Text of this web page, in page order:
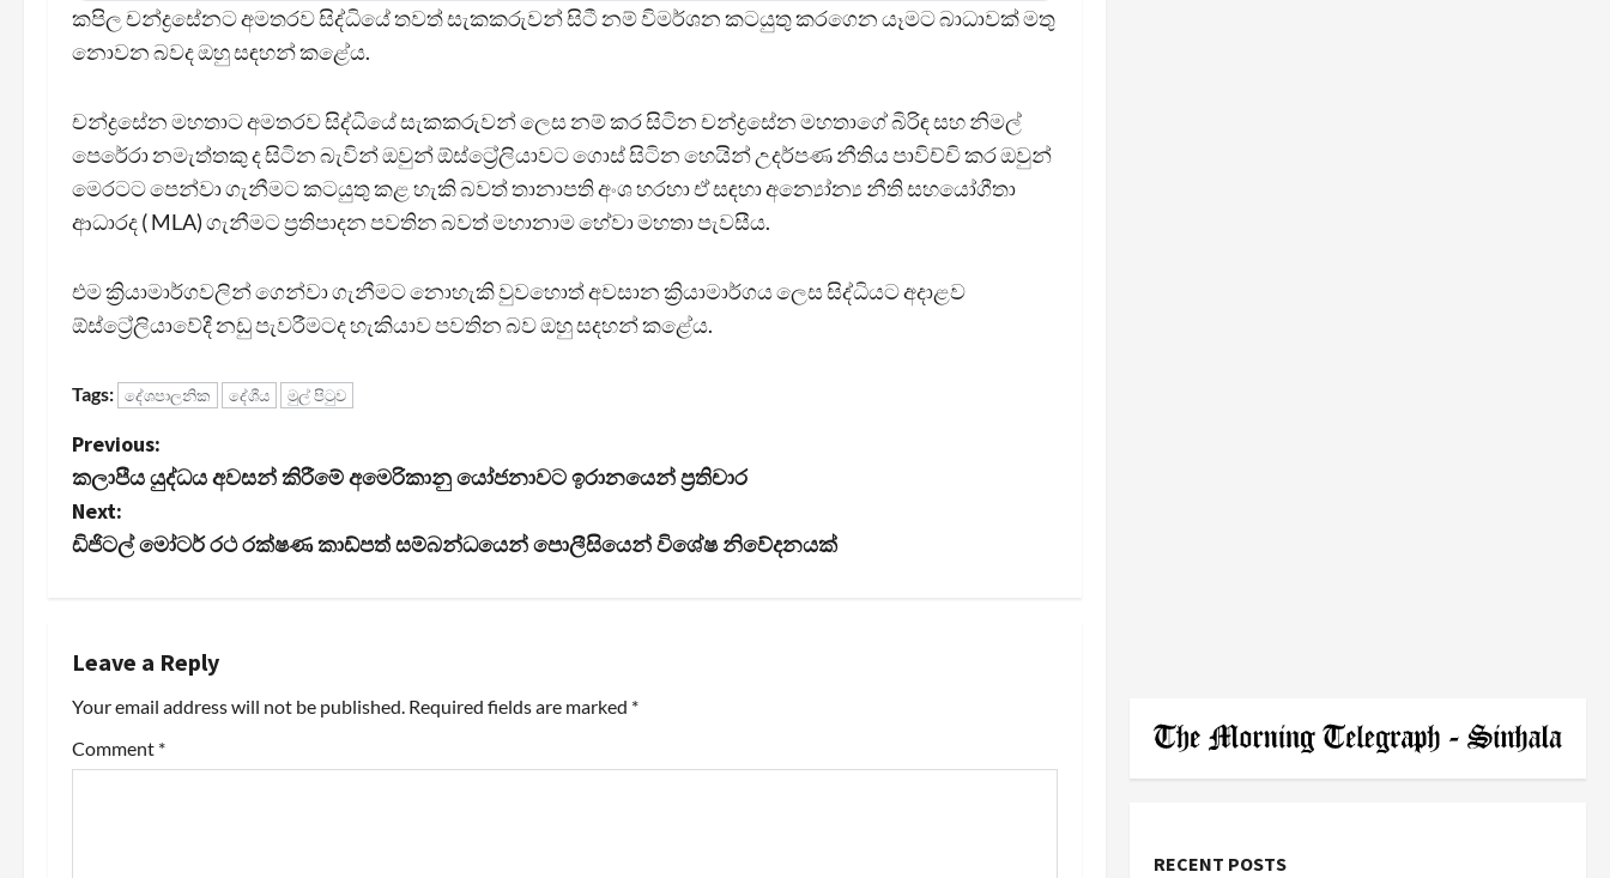
කපිල චන්ද්‍රසේනට අමතරව සිද්ධියේ තවත් සැකකරුවන් සිටී නම් විමර්ශන කටයුතු කරගෙන යෑමට බාධාවක් මතු
නොවන බවද ඔහු සඳහන් කළේය.
චන්ද්‍රසේන මහතාට අමතරව සිද්ධියේ සැකකරුවන් ලෙස නම් කර සිටින චන්ද්‍රසේන මහතාගේ බිරිඳ සහ නිමල්
පෙරේරා නමැත්තකු ද සිටින බැවින් ඔවුන් ඕස්ට්‍රේලියාවට ගොස් සිටින හෙයින් උදර්පණ නීතිය පාවිච්චි කර ඔවුන්
මෙරටට පෙන්වා ගැනීමට කටයුතු කළ හැකි බවත් තානාපති අංශ හරහා ඒ සඳහා අන්‍යෝන්‍ය නීති සහයෝගීතා
ආධාරද ( MLA) ගැනීමට ප්‍රතිපාදන පවතින බවත් මහානාම හේවා මහතා පැවසීය.
එම ක්‍රියාමාර්ගවලින් ගෙන්වා ගැනීමට නොහැකි වුවහොත් අවසාන ක්‍රියාමාර්ගය ලෙස සිද්ධියට අදාළව
ඕස්ට්‍රේලියාවේදී නඩු පැවරීමටද හැකියාව පවතින බව ඔහු සදහන් කළේය.
Tags: දේශපාලනික දේශීය මුල් පිටුව
P
o
s
n
a
v
Previous:
කලාපීය යුද්ධය අවසන් කිරීමේ අමෙරිකානු යෝජනාවට ඉරානයෙන් ප්‍රතිචාර
Next:
ඩිජිටල් මෝටර් රථ රක්ෂණ කාඩ්පත් සම්බන්ධයෙන් පොලීසියෙන් විශේෂ නිවේදනයක්
Leave a Reply
Your email address will not be published. Required fields are marked *
Comment *
RECENT POSTS